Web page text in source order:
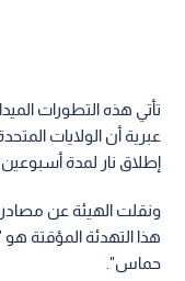
تأتي هذه التطورات
عبرية أن الولايات
إطلاق نار لمدة
ونقلت الهيئة عن
هذا التهدئة المؤقتة
حماس".